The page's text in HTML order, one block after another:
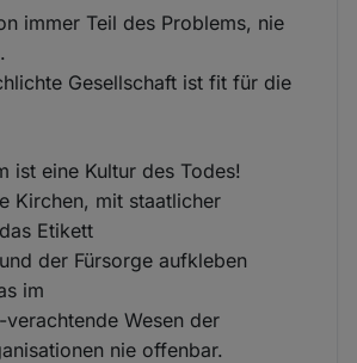
immer Teil des Problems, nie
Gesellschaft ist fit für die
ist eine Kultur des Todes!
Kirchen, mit staatlicher
Etikett
der Fürsorge aufkleben
im
verachtende Wesen der
nie offenbar.